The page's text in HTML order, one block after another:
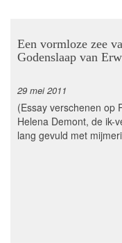
Een vormloze zee
Godenslaap van
29 mei 2011
(Essay verschenen op
Helena Demont, de ik-
lang gevuld met